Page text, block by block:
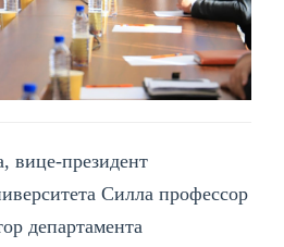
вице-президент
Силла профессор
департамента